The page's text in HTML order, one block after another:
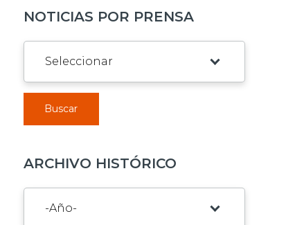
NOTICIAS POR PRENSA
Buscar
ARCHIVO HISTÓRICO